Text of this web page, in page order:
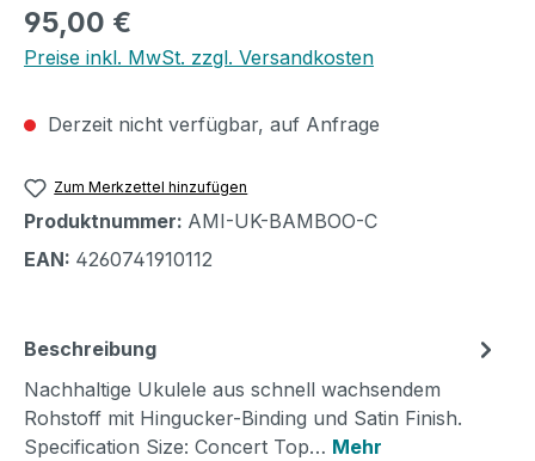
Regulärer Preis:
95,00 €
Preise inkl. MwSt. zzgl. Versandkosten
Derzeit nicht verfügbar, auf Anfrage
Zum Merkzettel hinzufügen
Produktnummer: AMI-UK-BAMBOO-C
EAN: 4260741910112
Beschreibung
Nachhaltige Ukulele aus schnell wachsendem
Rohstoff mit Hingucker-Binding und Satin Finish.
Specification Size: Concert Top… Mehr